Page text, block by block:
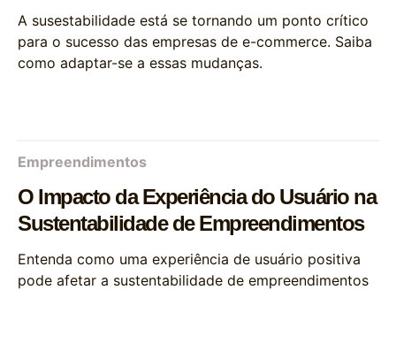
A susestabilidade está se tornando um ponto crítico
para o sucesso das empresas de e-commerce. Saiba
como adaptar-se a essas mudanças.
Empreendimentos
O Impacto da Experiência do Usuário na
Sustentabilidade de Empreendimentos
Entenda como uma experiência de usuário positiva
pode afetar a sustentabilidade de empreendimentos